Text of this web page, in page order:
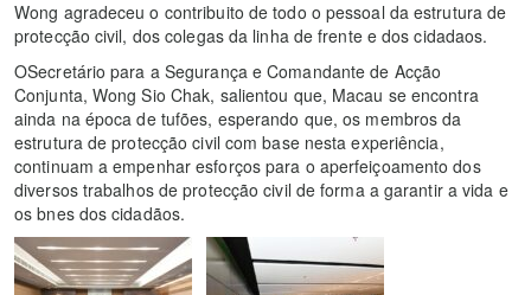
Wong agradeceu o contribuito de todo o pessoal da estrutura de
protecção civil, dos colegas da linha de frente e dos cidadaos.
OSecretário para a Segurança e Comandante de Acção
Conjunta, Wong Sio Chak, salientou que, Macau se encontra
ainda na época de tufões, esperando que, os membros da
estrutura de protecção civil com base nesta experiência,
continuam a empenhar esforços para o aperfeiçoamento dos
diversos trabalhos de protecção civil de forma a garantir a vida e
os bnes dos cidadãos.